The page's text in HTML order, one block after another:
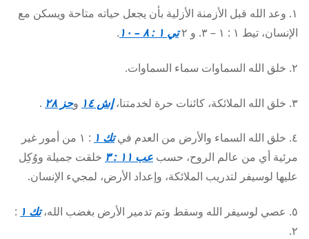
١. وعد الله قبل الأزمنة الأزلية بأن يجعل حياته متاحة ويسكن مع
الإنسان، تيط ١ : ١ – ٣. و ٢
تي ١ : ٨ – ١٠ .
٢. خلق الله السماوات سماء السماوات.
٣. خلق الله الملائكة، كائنات حرة لخدمتنا، إش ١٤ وحز ٢٨ .
٤. خلق الله السماء والأرض من العدم في تك ١
: ١ من أمور غير
مرئية أي من عالم الروح، حسب عب ١١ : ٣
خلقت جميلة ووُكِل
عليها لوسيفر لتدريب الملائكة، وإعداد الأرض، لمجيء الإنسان.
٥. عصي لوسيفر الله وسقط وتم تدمير الأرض بغضب الله، تك ١
:
٢.